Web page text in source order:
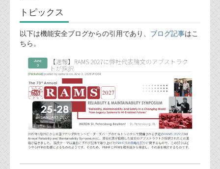
オンラインショップ
お問い合わせ
FAQ
お問い合わせフォーム
トピックス
以下は機能安全ブログからの引用であり、 ブログ記事はこ
ちら。